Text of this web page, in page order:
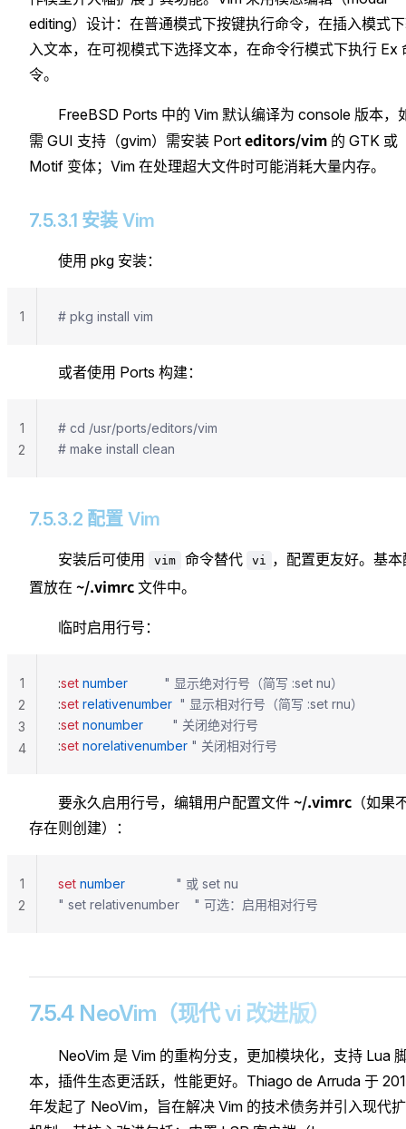
editing）设计：在普通模式下按键执行命令，在插入模式
入文本，在可视模式下选择文本，在命令行模式下执行 Ex
令。
FreeBSD Ports 中的 Vim 默认编译为 console 版本，
需 GUI 支持（gvim）需安装 Port editors/vim 的 GTK 或
Motif 变体；Vim 在处理超大文件时可能消耗大量内存。
7.5.3.1 安装 Vim
使用 pkg 安装：
# pkg install vim
1
或者使用 Ports 构建：
# cd /usr/ports/editors/vim
# make install clean
1
2
7.5.3.2 配置 Vim
安装后可使用 vim 命令替代 vi
，配置更友好。基本
置放在 ~/.vimrc 文件中。
临时启用行号：
:set number
          " 显示绝对行号（简写 :set nu）
:set relativenumber
  " 显示相对行号（简写 :set rnu）
:set nonumber
        " 关闭绝对行号
:set norelativenumber " 关闭相对行号
1
2
3
4
要永久启用行号，编辑用户配置文件 ~/.vimrc （如果
存在则创建）：
set number
              " 或 set nu
" set relativenumber    " 可选：启用相对行号
1
2
7.5.4 NeoVim（现代 vi 改进版）
NeoVim 是 Vim 的重构分支，更加模块化，支持 Lua
本，插件生态更活跃，性能更好。Thiago de Arruda 于
年发起了 NeoVim，旨在解决 Vim 的技术债务并引入现代